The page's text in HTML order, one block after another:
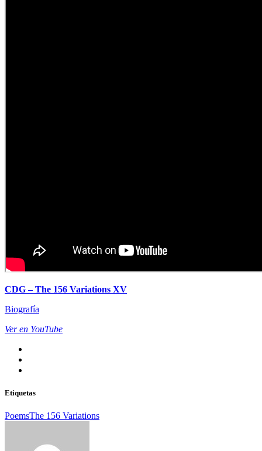
CDG – The 156 Variations XV
Biografía
Ver en YouTube
Etiquetas
PoemsThe 156 Variations